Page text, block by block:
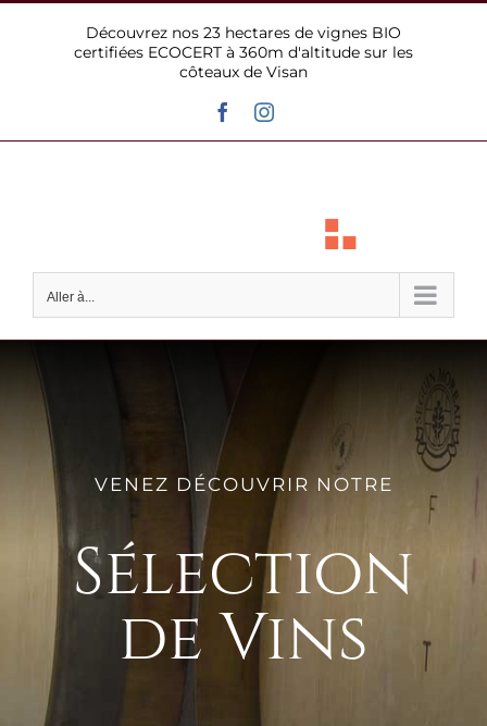
Découvrez nos 23 hectares de vignes BIO
certifiées ECOCERT à 360m d'altitude sur les
côteaux de Visan
FacebookInstagram
Aller à...
VENEZ DÉCOUVRIR NOTRE
Sélection
de Vins